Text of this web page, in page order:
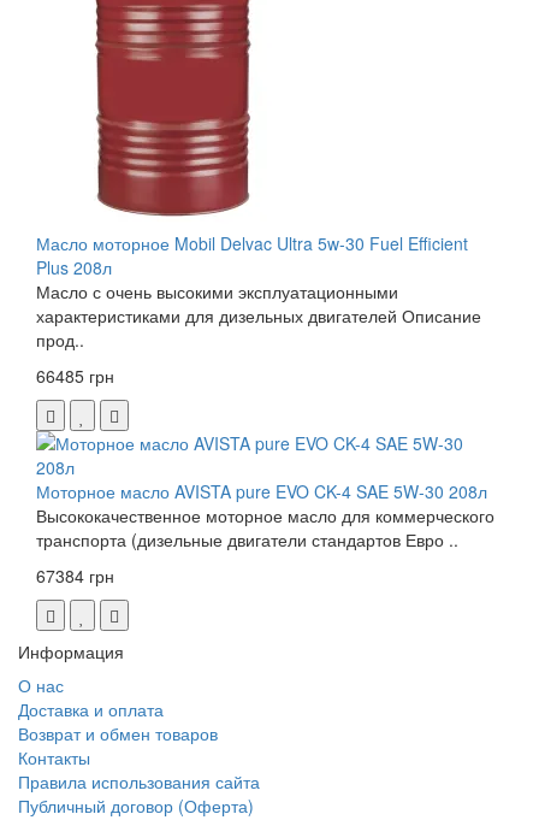
Масло моторное Mobil Delvac Ultra 5w-30 Fuel Efficient
Plus 208л
Масло с очень высокими эксплуатационными
характеристиками для дизельных двигателей Описание
прод..
66485 грн
Моторное масло AVISTA pure EVO CK-4 SAE 5W-30 208л
Высококачественное моторное масло для коммерческого
транспорта (дизельные двигатели стандартов Евро ..
67384 грн
Информация
О нас
Доставка и оплата
Возврат и обмен товаров
Контакты
Правила использования сайта
Публичный договор (Оферта)